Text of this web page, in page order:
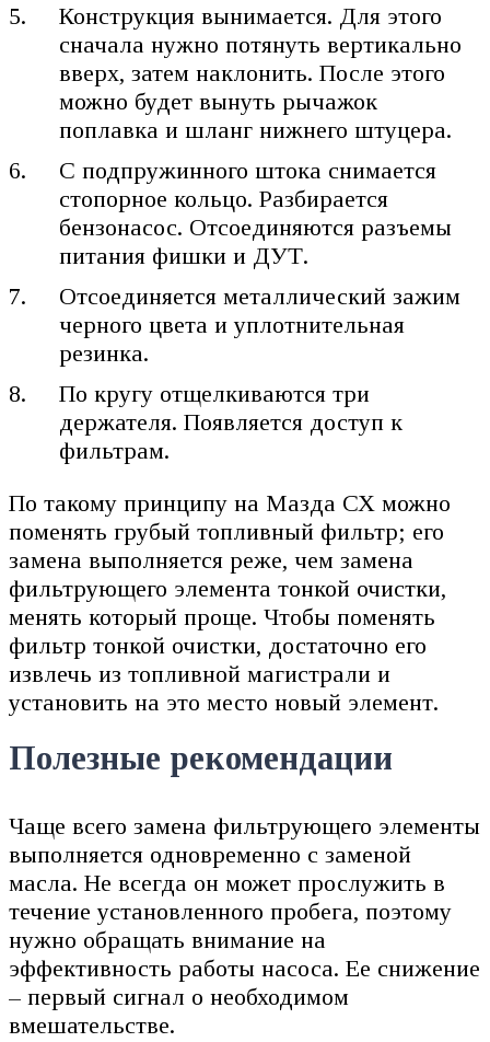
Конструкция вынимается. Для этого
сначала нужно потянуть вертикально
вверх, затем наклонить. После этого
можно будет вынуть рычажок
поплавка и шланг нижнего штуцера.
С подпружинного штока снимается
стопорное кольцо. Разбирается
бензонасос. Отсоединяются разъемы
питания фишки и ДУТ.
Отсоединяется металлический зажим
черного цвета и уплотнительная
резинка.
По кругу отщелкиваются три
держателя. Появляется доступ к
фильтрам.
По такому принципу на Мазда СХ можно
поменять грубый топливный фильтр; его
замена выполняется реже, чем замена
фильтрующего элемента тонкой очистки,
менять который проще. Чтобы поменять
фильтр тонкой очистки, достаточно его
извлечь из топливной магистрали и
установить на это место новый элемент.
Полезные рекомендации
Чаще всего замена фильтрующего элементы
выполняется одновременно с заменой
масла. Не всегда он может прослужить в
течение установленного пробега, поэтому
нужно обращать внимание на
эффективность работы насоса. Ее снижение
– первый сигнал о необходимом
вмешательстве.